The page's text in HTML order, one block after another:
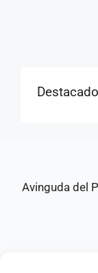
Avinguda del